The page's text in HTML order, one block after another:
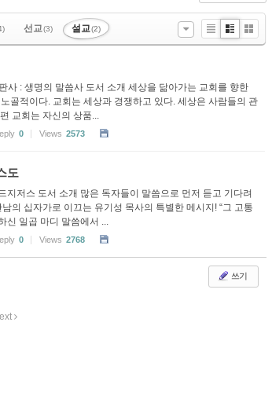
선교(3) 설교(2)
List ZineGallery
사 : 생명의 말씀사 도서 소개 세상을 닮아가는 교회를 향한
골적이다. 교회는 세상과 경쟁하고 있다. 세상은 사람들의 관
교회는 자신의 상품...
0 Views 2573
도
지저스 도서 소개 많은 독자들이 말씀으로 먼저 듣고 기다려
의 십자가로 이끄는 유기성 목사의 특별한 메시지! “그 고통
신 일곱 마디 말씀에서 ...
0 Views 2768
쓰기